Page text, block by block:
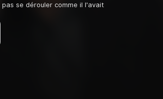
se dérouler comme il l'avait